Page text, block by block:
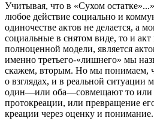
Учитывая, что в «Сухом
любое действие социально и
одиночестве актов не делается, а
социальные в снятом виде, то и
полноценной модели, является
именно третьего-«лишнего» мы
скажем, вторым. Но мы понимаем,
о взглядах, и в реальной ситуации
один—или оба—совмещают то или
протокреации, или превращение
креации через оценку и понимание.